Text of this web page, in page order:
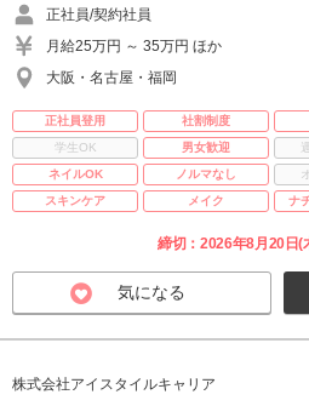
正社員/契約社員
月給25万円 ～ 35万円 ほか
大阪・名古屋・福岡
正社員登用 社割制度
学生OK
男女歓迎
ネイルOK
ノルマなし
スキンケア
メイク ナ
締切：2026年8月20日(
気になる
株式会社アイスタイルキャリア